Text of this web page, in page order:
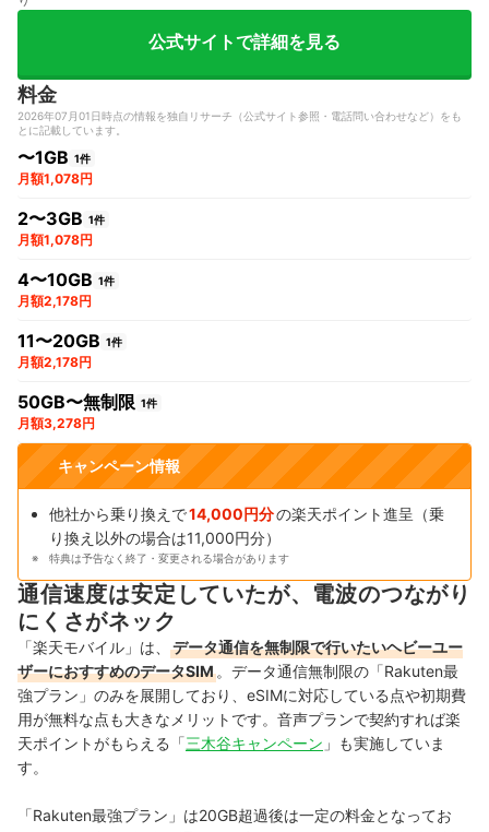
公式サイトで詳細を見る
料金
2026年07月01日時点の情報を独自リサーチ（公式サイト参照・電話問い合わせなど）をも
とに記載しています。
〜1GB 1件
月額1,078円
2〜3GB 1件
月額1,078円
4〜10GB 1件
月額2,178円
11〜20GB 1件
月額2,178円
50GB〜無制限 1件
月額3,278円
キャンペーン情報
他社から乗り換えで14,000円分の楽天ポイント進呈（乗
り換え以外の場合は11,000円分）
特典は予告なく終了・変更される場合があります
通信速度は安定していたが、電波のつながり
にくさがネック
「楽天モバイル」は、
データ通信を無制限で行いたいヘビーユー
ザーにおすすめのデータSIM 。データ通信無制限の「Rakuten最
強プラン」のみを展開しており、eSIMに対応している点や初期費
用が無料な点も大きなメリットです。音声プランで契約すれば楽
天ポイントがもらえる「三木谷キャンペーン 」も実施していま
す。
「Rakuten最強プラン」は20GB超過後は一定の料金となってお